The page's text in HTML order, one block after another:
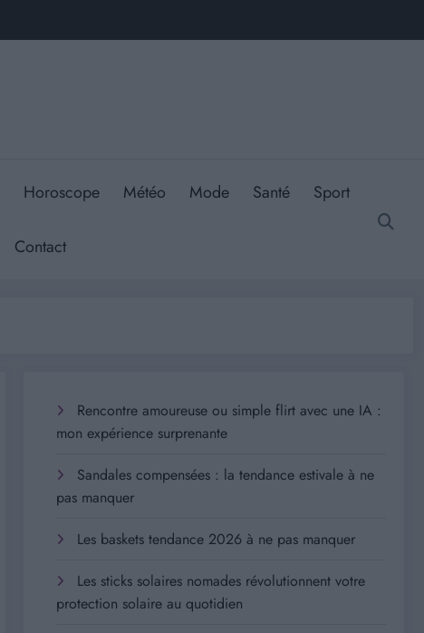
Horoscope Météo Mode Santé Sport
Contact
Rencontre amoureuse ou simple flirt avec une IA :
mon expérience surprenante
Sandales compensées : la tendance estivale à ne
pas manquer
Les baskets tendance 2026 à ne pas manquer
Les sticks solaires nomades révolutionnent votre
protection solaire au quotidien